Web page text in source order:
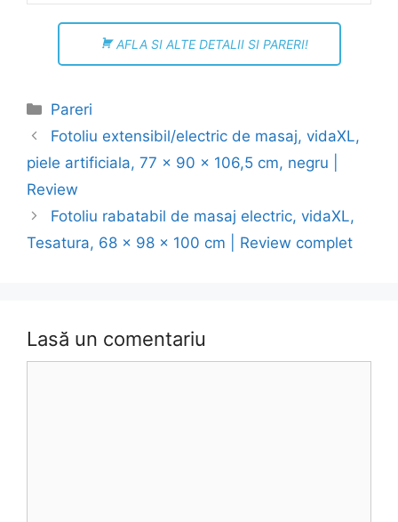
AFLA SI ALTE DETALII SI PARERI!
Categorii
Pareri
Navigare
în
articol
Fotoliu extensibil/electric de masaj, vidaXL,
piele artificiala, 77 x 90 x 106,5 cm, negru |
Review
Fotoliu rabatabil de masaj electric, vidaXL,
Tesatura, 68 x 98 x 100 cm | Review complet
Lasă un comentariu